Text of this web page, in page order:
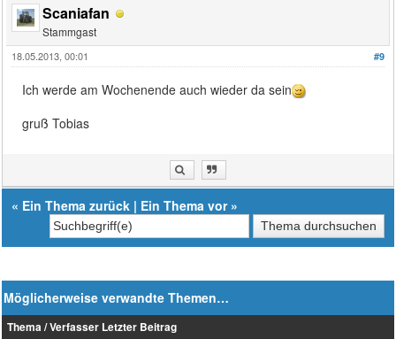
Scaniafan
Stammgast
#9
18.05.2013, 00:01
Ich werde am Wochenende auch wieder da sein
gruß Tobias
« Ein Thema zurück | Ein Thema vor»
Möglicherweise verwandte Themen…
Thema / Verfasser Letzter Beitrag